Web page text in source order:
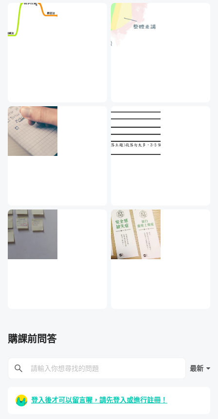
課前檢查：場地與設備的改善方法
課後的評量與修正
募資期間我們將會依達成率，
分為幾個階段進行達標解鎖；
福哥將會安排不同的精彩解鎖內容等著大家。
在福哥的督促之下，我開了一堂遠距課程：
「不正常影像創作學院」，教大家如何經營
YouTube 頻道，學習國際級的影片製作技
了，既然要開課，就會有一股衝動想把我會的
全部塞到課程中，讓大家覺得物超所值。
但是在第一個 A：Analysis 裡面講到，要知道
三，會發現我之前覺得很重要的知識，很多都
可以直接砍掉了。這過程是相當掙扎的，因為
我覺得這些 know-how 真的超屌，是我嘔心瀝
血體會出來的，不教太可惜了。
想通了這點，很多已經花了 n 個小時蒐集資料
被我毫不留情地砍掉了。
上完了一整梯課程，我拿到了 NPS 100 分，
有一部分是熟識夥伴給我的鼓勵，但我知道，
購課前問答
最新
登入後才可以留言喔，請先登入或進行註冊！